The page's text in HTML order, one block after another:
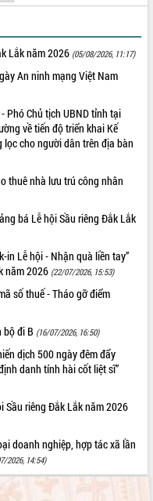
Lắk năm 2026 (05/08/2026, 11:17)
An ninh mạng Việt Nam
Phó Chủ tịch UBND tỉnh tại
về tiến độ triển khai Kế
lọc cho người dân trên địa bàn
thuê nhà lưu trú công nhân
bá Lễ hội Sầu riêng Đắk Lắk
in Lễ hội - Nhận quà liền tay”
năm 2026 (22/07/2026, 15:53)
số thuế - Tháo gỡ điểm
bộ đi B (16/07/2026, 16:50)
dịch 500 ngày đêm đẩy
danh tính hài cốt liệt sĩ”
Sầu riêng Đắk Lắk năm 2026
doanh nghiệp, hợp tác xã lần
2026, 14:54)